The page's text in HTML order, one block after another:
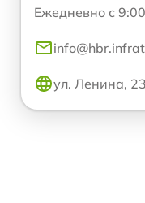
Ежедневно с
ул. Ленина, 23